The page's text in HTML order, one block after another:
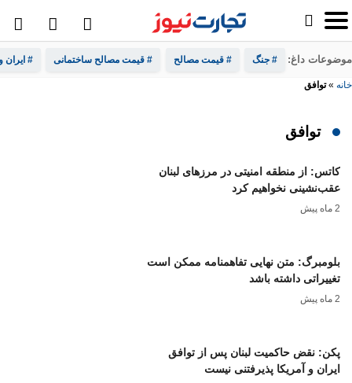
موضوعات داغ: # جنگ # قیمت مصالح # قیمت مصالح ساختمانی # ایران
خانه »توافق
توافق
کاتس: از منطقه امنیتی در مرزهای لبنان
عقب‌نشینی نخواهیم کرد
2 ماه پیش
بلومبرگ: متن نهایی تفاهمنامه ممکن است
تغییراتی داشته باشد
2 ماه پیش
پکن: نقض حاکمیت لبنان پس از توافق
ایران و آمریکا پذیرفتنی نیست